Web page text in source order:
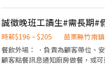
---------------- 快速應徵【截圖應
誠徵晚班工讀生#需長期#
時薪$196 ~ $205
苗栗縣竹南鎮
餐飲外場： ．負責為顧客帶位、
顧客點餐訊息通知廚房做餐，或